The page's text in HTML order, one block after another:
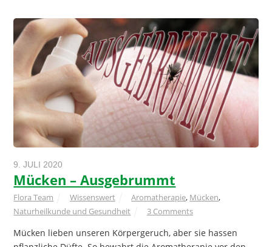
9. JULI 2020
Mücken – Ausgebrummt
Flora Team Wissenswert Aromatherapie, Mücken,
Naturheilkunde und Gesundheit
3 Comments
Mücken lieben unseren Körpergeruch, aber sie hassen